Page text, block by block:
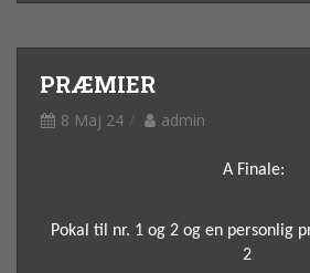
PRÆMIER
8 Maj 24 admin
A Finale:
Pokal til nr. 1 og 2 og en personlig
2